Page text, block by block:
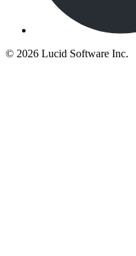
© 2026 Lucid Software Inc.